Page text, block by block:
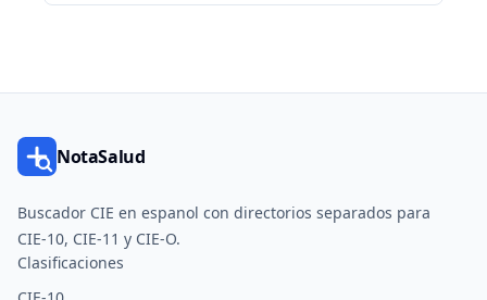
NotaSalud
Buscador CIE en espanol con directorios separados para
CIE-10, CIE-11 y CIE-O.
Clasificaciones